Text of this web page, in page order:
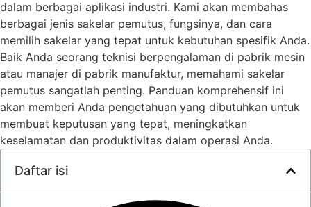
dalam berbagai aplikasi industri. Kami akan membahas
berbagai jenis sakelar pemutus, fungsinya, dan cara
memilih sakelar yang tepat untuk kebutuhan spesifik Anda.
Baik Anda seorang teknisi berpengalaman di pabrik mesin
atau manajer di pabrik manufaktur, memahami sakelar
pemutus sangatlah penting. Panduan komprehensif ini
akan memberi Anda pengetahuan yang dibutuhkan untuk
membuat keputusan yang tepat, meningkatkan
keselamatan dan produktivitas dalam operasi Anda.
Daftar isi